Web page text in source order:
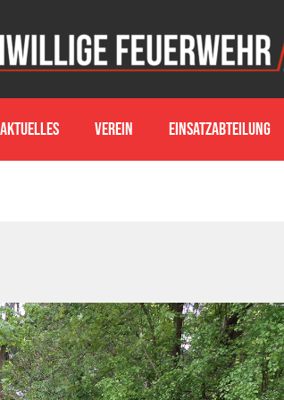
Aktuelles Verein Einsatzabteilung